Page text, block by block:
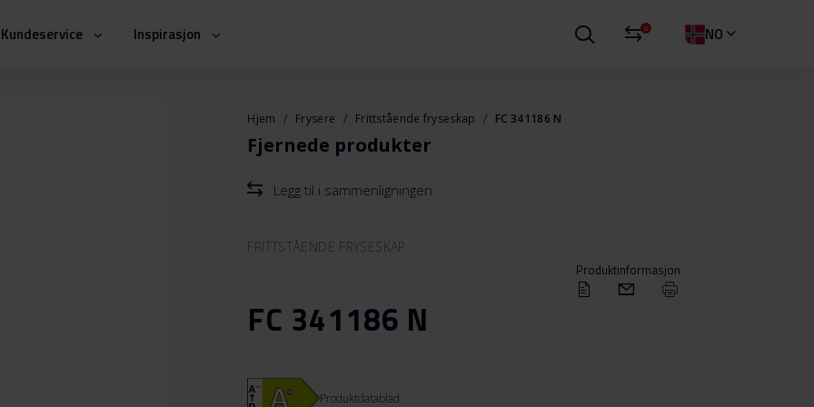
Kundeservice Inspirasjon 0 NO
Hjem Frysere Frittstående fryseskap FC 341186 N
Fjernede produkter
Legg til i sammenligningen
FRITTSTÅENDE FRYSESKAP
Produktinformasjon
FC 341186 N
Produktdatablad